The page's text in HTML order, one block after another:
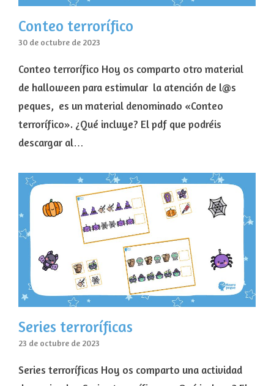
Conteo terrorífico
30 de octubre de 2023
Conteo terrorífico Hoy os comparto otro material
de halloween para estimular la atención de l@s
peques, es un material denominado «Conteo
terrorífico». ¿Qué incluye? El pdf que podréis
descargar al…
Series terroríficas
23 de octubre de 2023
Series terroríficas Hoy os comparto una actividad